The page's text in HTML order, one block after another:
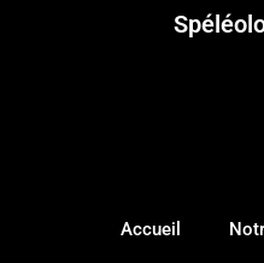
Accueil